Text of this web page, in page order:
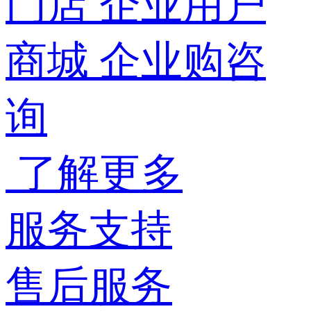
商城 企业购咨
询
了解更多
服务支持
售后服务